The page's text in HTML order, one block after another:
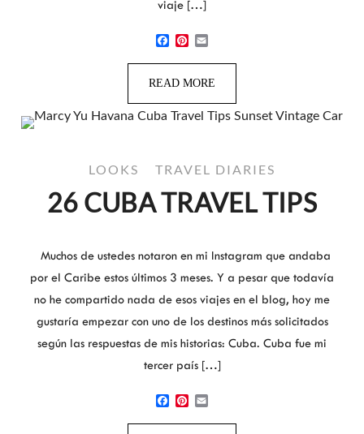
viaje […]
READ MORE
LOOKS TRAVEL DIARIES
26 CUBA TRAVEL TIPS
Muchos de ustedes notaron en mi Instagram que andaba
por el Caribe estos últimos 3 meses. Y a pesar que todavía
no he compartido nada de esos viajes en el blog, hoy me
gustaría empezar con uno de los destinos más solicitados
según las respuestas de mis historias: Cuba. Cuba fue mi
tercer país […]